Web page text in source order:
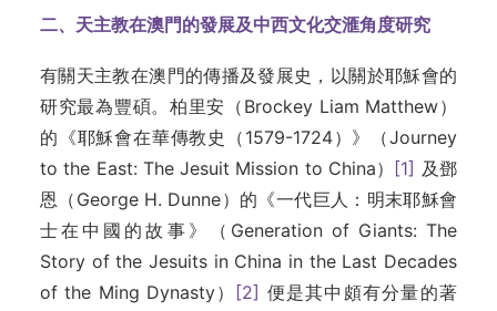
二、天主教在澳門的發展及中西文化交滙角度研究
有關天主教在澳門的傳播及發展史，以關於耶穌會的
研究最為豐碩。柏里安（Brockey Liam Matthew）
的《耶穌會在華傳教史（1579-1724）》（Journey
to the East: The Jesuit Mission to China）
[1] 及鄧
恩（George H. Dunne）的《一代巨人：明末耶穌會
士在中國的故事》（Generation of Giants: The
Story of the Jesuits in China in the Last Decades
of the Ming Dynasty）
[2] 便是其中頗有分量的著